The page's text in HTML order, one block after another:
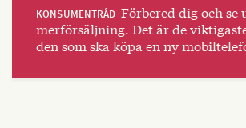
KONSUMENTRÅD Förbered dig och se
merförsäljning. Det är de
den som ska köpa en ny